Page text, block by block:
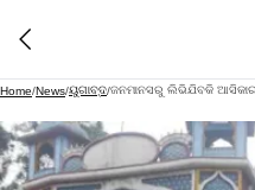
Home/News/ୟୁଗାବ୍ଦ/ଜନମାନସରୁ ଲିଭିଯିବକି ଆସିକାର